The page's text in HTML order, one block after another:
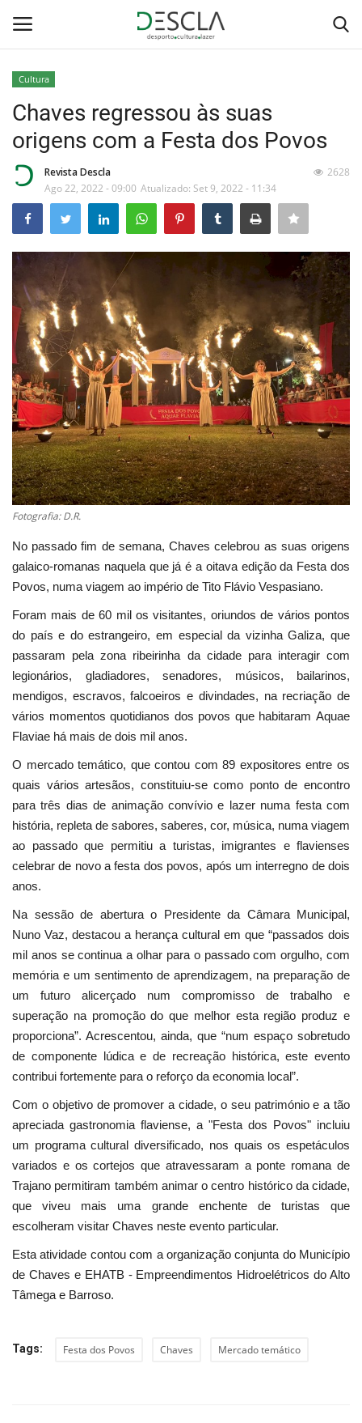
Home
...by Descla
Desporto
Contactos
Sobre Nós
Educação
Estatuto Editorial
Saúde
Ficha técnica
Cultura
Lazer
Ambiente
Cultura
Chaves regressou às suas
origens com a Festa dos Povos
Revista Descla
Ago 22, 2022 - 09:00 Atualizado: Set 9, 2022 - 11:34
2628
Fotografia: D.R.
No passado fim de semana, Chaves celebrou as suas origens
galaico-romanas naquela que já é a oitava edição da Festa dos
Povos, numa viagem ao império de Tito Flávio Vespasiano.
Foram mais de 60 mil os visitantes, oriundos de vários pontos
do país e do estrangeiro, em especial da vizinha Galiza, que
passaram pela zona ribeirinha da cidade para interagir com
legionários, gladiadores, senadores, músicos, bailarinos,
mendigos, escravos, falcoeiros e divindades, na recriação de
vários momentos quotidianos dos povos que habitaram Aquae
Flaviae há mais de dois mil anos.
O mercado temático, que contou com 89 expositores entre os
quais vários artesãos, constituiu-se como ponto de encontro
para três dias de animação convívio e lazer numa festa com
história, repleta de sabores, saberes, cor, música, numa viagem
ao passado que permitiu a turistas, imigrantes e flavienses
celebrar de novo a festa dos povos, após um interregno de dois
anos.
Na sessão de abertura o Presidente da Câmara Municipal,
Nuno Vaz, destacou a herança cultural em que “passados dois
mil anos se continua a olhar para o passado com orgulho, com
memória e um sentimento de aprendizagem, na preparação de
um futuro alicerçado num compromisso de trabalho e
superação na promoção do que melhor esta região produz e
proporciona”. Acrescentou, ainda, que “num espaço sobretudo
de componente lúdica e de recreação histórica, este evento
contribui fortemente para o reforço da economia local”.
Com o objetivo de promover a cidade, o seu património e a tão
apreciada gastronomia flaviense, a "Festa dos Povos" incluiu
um programa cultural diversificado, nos quais os espetáculos
variados e os cortejos que atravessaram a ponte romana de
Trajano permitiram também animar o centro histórico da cidade,
que viveu mais uma grande enchente de turistas que
escolheram visitar Chaves neste evento particular.
Esta atividade contou com a organização conjunta do Município
de Chaves e EHATB - Empreendimentos Hidroelétricos do Alto
Tâmega e Barroso.
Tags: Festa dos Povos Chaves Mercado temático